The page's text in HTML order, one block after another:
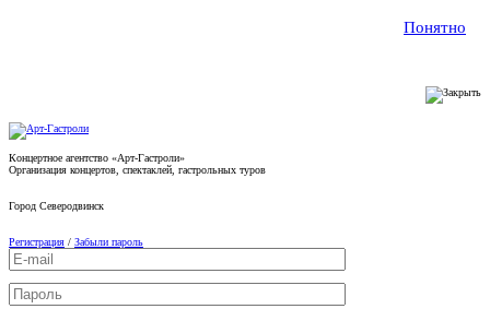
Понятно
Концертное агентство «Арт-Гастроли»
Организация концертов, спектаклей, гастрольных туров
Город Северодвинск
Регистрация / Забыли пароль